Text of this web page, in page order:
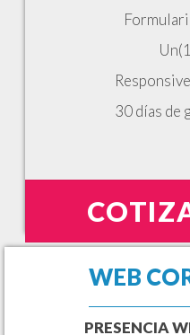
30 días de
WEB
PRESENCIA